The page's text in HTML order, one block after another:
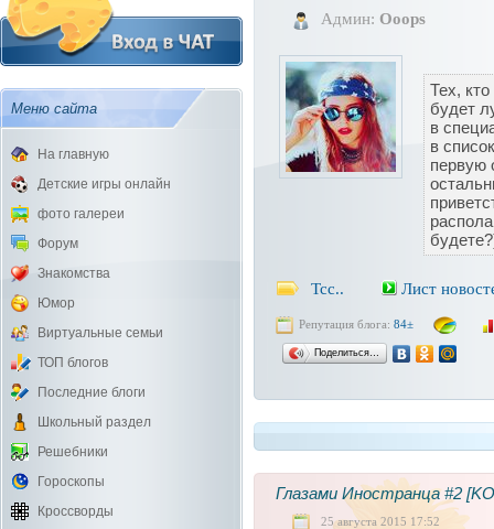
Меню сайта
На главную
Детские игры онлайн
фото галереи
Форум
Знакомства
Юмор
Виртуальные семьи
ТОП блогов
Последние блоги
Школьный раздел
Решебники
Гороскопы
Кроссворды
Админ: Ooops
Тех, кто
будет
в
в
первую
Тсс.. Лист
Репутация блога: 84±
Поделиться…
Глазами Иностранца #2
25 августа 2015 17:52